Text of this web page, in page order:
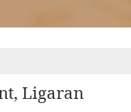
Ligaran